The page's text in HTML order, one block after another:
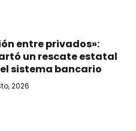
entre privados»:
un rescate estatal
sistema bancario
2026